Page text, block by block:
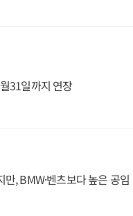
31일까지 연장
, BMW·벤츠보다 높은 공임